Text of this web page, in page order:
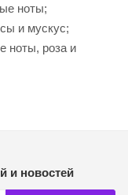
ноты;
и мускус;
ноты, роза и
и новостей